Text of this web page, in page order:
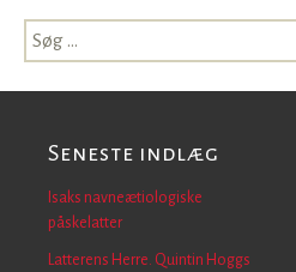
Søg
efter:
Seneste indlæg
Isaks navneætiologiske
påskelatter
Latterens Herre. Quintin Hoggs